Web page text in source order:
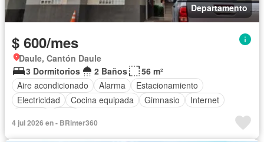
Departamento
$ 600/mes
Daule, Cantón Daule
3 Dormitorios
2 Baños
56 m²
Aire acondicionado
Alarma
Estacionamiento
Electricidad
Cocina equipada Gimnasio
Internet
4 jul 2026 en - BRinter360